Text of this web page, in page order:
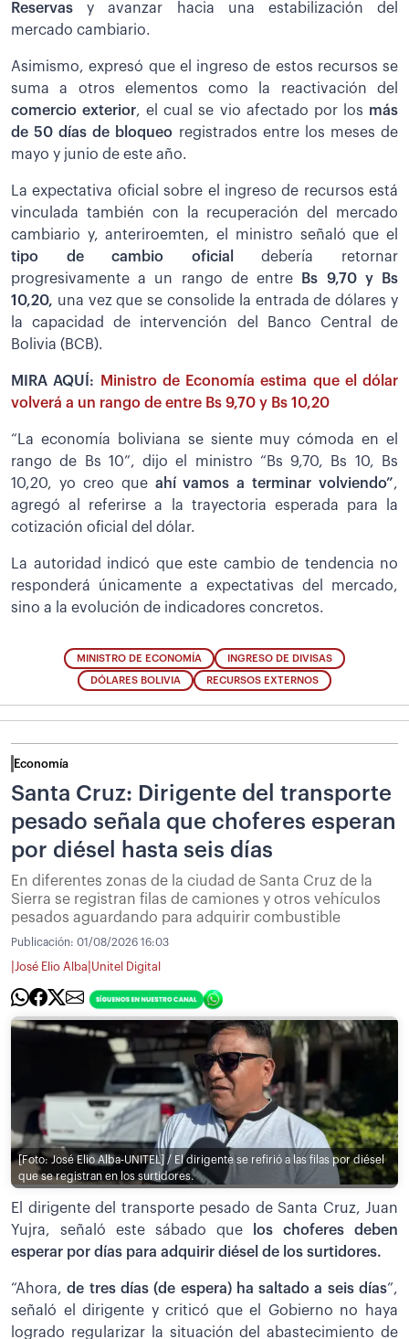
Reservasy avanzar hacia una estabilización del
mercado cambiario.
Asimismo, expresó que el ingreso de estos recursos se
suma a otros elementos como la reactivación del
comercio exterior, el cual se vio afectado por los más
de 50 días de bloqueo registrados entre los meses de
mayo y junio de este año.
La expectativa oficial sobre el ingreso de recursos está
vinculada también con la recuperación del mercado
cambiario y, anteriroemten, el ministro señaló que el
tipo de cambio oficial
debería retornar
progresivamente a un rango de entre
Bs 9,70 y Bs
10,20, una vez que se consolide la entrada de dólares y
la capacidad de intervención del Banco Central de
Bolivia (BCB).
MIRA AQUÍ:
Ministro de Economía estima que el dólar
volverá a un rango de entre Bs 9,70 y Bs 10,20
“La economía boliviana se siente muy cómoda en el
rango de Bs 10”, dijo el ministro “Bs 9,70, Bs 10, Bs
10,20, yo creo que ahí vamos a terminar volviendo”,
agregó al referirse a la trayectoria esperada para la
cotización oficial del dólar.
La autoridad indicó que este cambio de tendencia no
responderá únicamente a expectativas del mercado,
sino a la evolución de indicadores concretos.
MINISTRO DE ECONOMÍA INGRESO DE DIVISAS
DÓLARES BOLIVIA RECURSOS EXTERNOS
Economía
Santa Cruz: Dirigente del transporte
pesado señala que choferes esperan
por diésel hasta seis días
En diferentes zonas de la ciudad de Santa Cruz de la
Sierra se registran filas de camiones y otros vehículos
pesados aguardando para adquirir combustible
Publicación: 01/08/2026 16:03
José Elio Alba Unitel Digital
[Foto: José Elio Alba-UNITEL] / El dirigente se refirió a las filas por diésel
que se registran en los surtidores.
El dirigente del transporte pesado de Santa Cruz, Juan
Yujra, señaló este sábado que
los choferes deben
esperar por días para adquirir diésel de los surtidores.
“Ahora,de tres días (de espera) ha saltado a seis días”,
señaló el dirigente y criticó que el Gobierno no haya
logrado regularizar la situación del abastecimiento de